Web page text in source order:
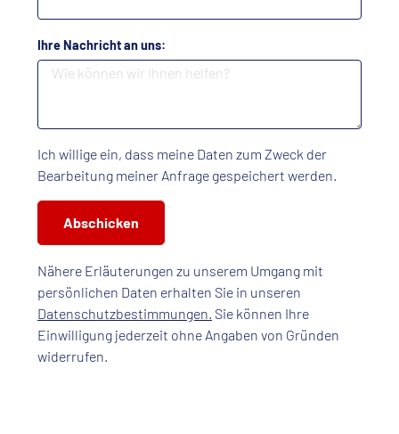
Ihre Nachricht an uns:
Ich willige ein, dass meine Daten zum Zweck der
Bearbeitung meiner Anfrage gespeichert werden.
Abschicken
Nähere Erläuterungen zu unserem Umgang mit
persönlichen Daten erhalten Sie in unseren
Datenschutzbestimmungen. Sie können Ihre
Einwilligung jederzeit ohne Angaben von Gründen
widerrufen.